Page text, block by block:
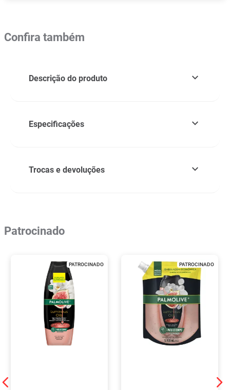
Confira também
Descrição do produto
Especificações
Trocas e devoluções
Patrocinado
PATROCINADO PATROCINADO